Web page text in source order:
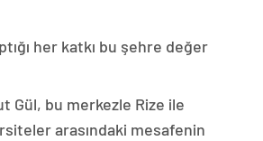
her katkı bu şehre değer
Gül, bu merkezle Rize ile
arasındaki mesafenin